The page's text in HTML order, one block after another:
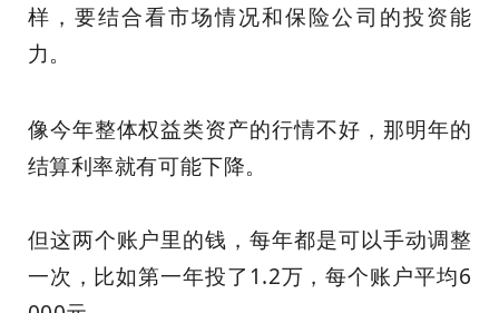
样，要结合看市场情况和保险公司的投资能
力。
像今年整体权益类资产的行情不好，那明年的
结算利率就有可能下降。
但这两个账户里的钱，每年都是可以手动调整
一次，比如第一年投了1.2万，每个账户平均6